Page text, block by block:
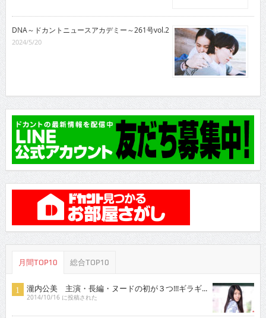
DNA～ドカントニュースアカデミー～261号vol.2
2024/5/20
月間TOP10 総合TOP10
瀧内公美 主演・長編・ヌードの初が３つ!!!ギラギ...
2014/10/16 に投稿された